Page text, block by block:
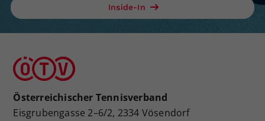
Inside-In
Österreichischer Tennisverband
Eisgrubengasse 2–6/2, 2334 Vösendorf